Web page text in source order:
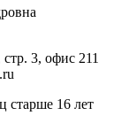
3, офис 211
старше 16 лет